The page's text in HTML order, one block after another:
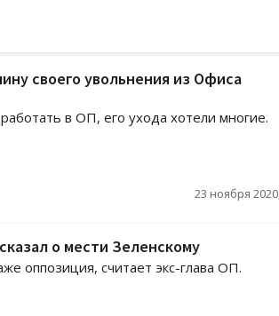
своего увольнения из Офиса
в ОП, его ухода хотели многие.
23 ноября
о мести Зеленскому
оппозиция, считает экс-глава ОП.